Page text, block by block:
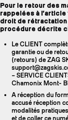
Pour le retour des
rappelées à
droit de rétractation
procédure décrite
Le CLIENT
garantie ou de
(retours) de ZAG
– SERVICE
Chamonix Mont-
A réception du
accusé réception
modalités
et de coller ce